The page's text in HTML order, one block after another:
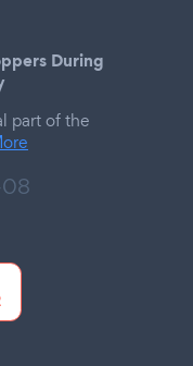
During
part of the